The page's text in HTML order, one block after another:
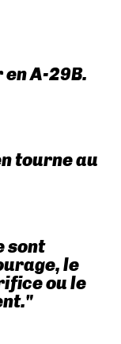
en A-29B.
tourne au
sont
le
ou le